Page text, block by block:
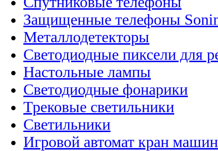
Защищенные телефоны
Металлодетекторы
Светодиодные пиксели для
Настольные лампы
Светодиодные фонарики
Трековые светильники
Светильники
Игровой автомат кран